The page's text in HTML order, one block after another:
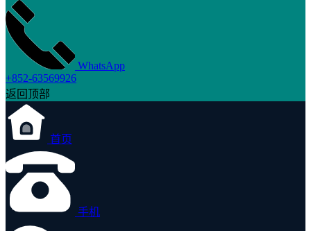
WhatsApp
+852-63569926
返回顶部
首页
手机